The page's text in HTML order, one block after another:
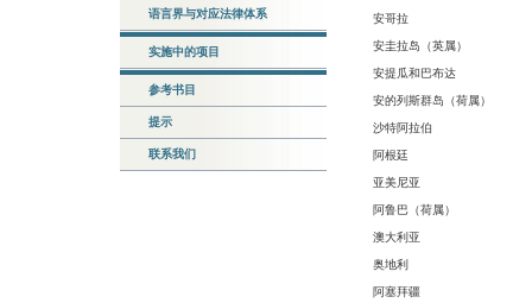
语言界与对应法律体系
实施中的项目
参考书目
提示
联系我们
安哥拉
安圭拉岛（英属）
安提瓜和巴布达
安的列斯群岛（荷属）
沙特阿拉伯
阿根廷
亚美尼亚
阿鲁巴（荷属）
澳大利亚
奥地利
阿塞拜疆